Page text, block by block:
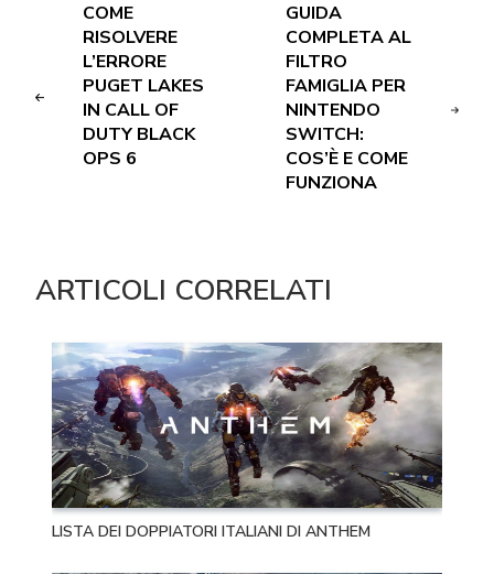
COME
RISOLVERE
L’ERRORE
PUGET LAKES
IN CALL OF
DUTY BLACK
OPS 6
GUIDA
COMPLETA AL
FILTRO
FAMIGLIA PER
NINTENDO
SWITCH:
COS’È E COME
FUNZIONA
ARTICOLI CORRELATI
LISTA DEI DOPPIATORI ITALIANI DI ANTHEM